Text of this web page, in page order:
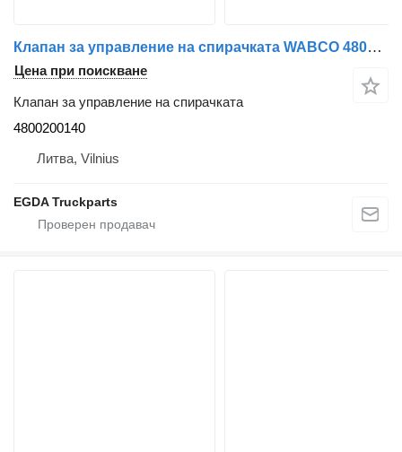
Клапан за управление на спирачката WABCO 4800200140 за влекач IVECO DALIS
Цена при поискване
Клапан за управление на спирачката
4800200140
Литва, Vilnius
EGDA Truckparts